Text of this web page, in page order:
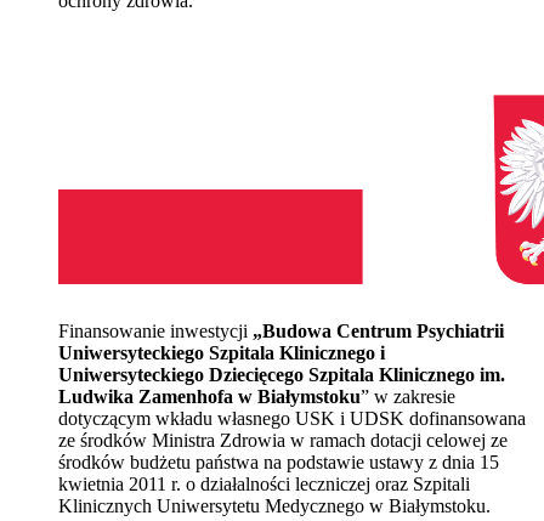
Finansowanie inwestycji „Budowa Centrum Psychiatrii
Uniwersyteckiego Szpitala Klinicznego i
Uniwersyteckiego Dziecięcego Szpitala Klinicznego im.
Ludwika Zamenhofa w Białymstoku” w zakresie
dotyczącym wkładu własnego USK i UDSK dofinansowana
ze środków Ministra Zdrowia w ramach dotacji celowej ze
środków budżetu państwa na podstawie ustawy z dnia 15
kwietnia 2011 r. o działalności leczniczej oraz Szpitali
Klinicznych Uniwersytetu Medycznego w Białymstoku.